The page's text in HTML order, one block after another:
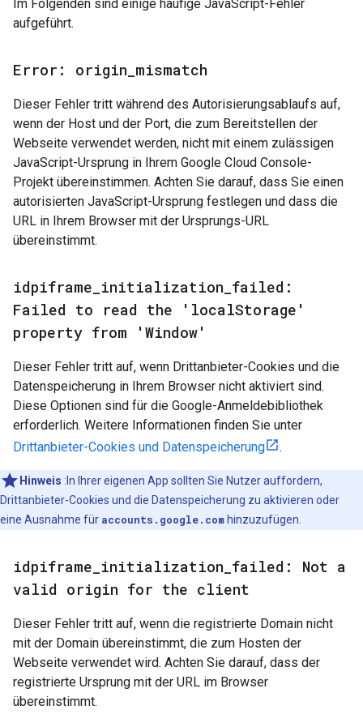
Im Folgenden sind einige häufige JavaScript-Fehler
aufgeführt.
Error: origin mismatch
Dieser Fehler tritt während des Autorisierungsablaufs auf,
wenn der Host und der Port, die zum Bereitstellen der
Webseite verwendet werden, nicht mit einem zulässigen
JavaScript-Ursprung in Ihrem Google Cloud Console-
Projekt übereinstimmen. Achten Sie darauf, dass Sie einen
autorisierten JavaScript-Ursprung festlegen und dass die
URL in Ihrem Browser mit der Ursprungs-URL
übereinstimmt.
idpiframe initialization failed:
Failed to read the 'localStorage'
property from 'Window'
Dieser Fehler tritt auf, wenn Drittanbieter-Cookies und die
Datenspeicherung in Ihrem Browser nicht aktiviert sind.
Diese Optionen sind für die Google-Anmeldebibliothek
erforderlich. Weitere Informationen finden Sie unter
Drittanbieter-Cookies und Datenspeicherung
.
Hinweis :In Ihrer eigenen App sollten Sie Nutzer auffordern,
Drittanbieter-Cookies und die Datenspeicherung zu aktivieren oder
eine Ausnahme für accounts.google.com hinzuzufügen.
idpiframe initialization failed: Not a
valid origin for the client
Dieser Fehler tritt auf, wenn die registrierte Domain nicht
mit der Domain übereinstimmt, die zum Hosten der
Webseite verwendet wird. Achten Sie darauf, dass der
registrierte Ursprung mit der URL im Browser
übereinstimmt.